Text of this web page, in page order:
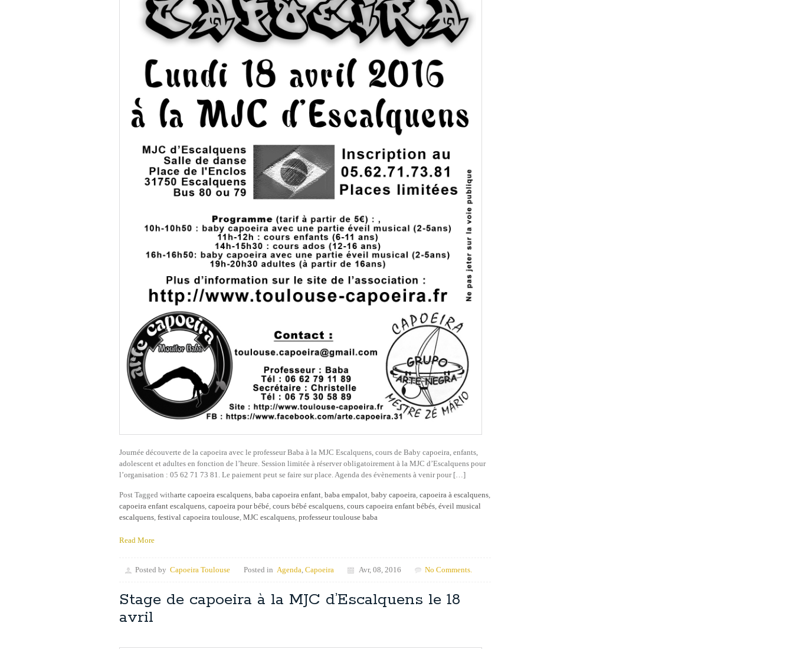
Journée découverte de la capoeira avec le professeur Baba à la MJC Escalquens, cours de Baby capoeira, enfants,
adolescent et adultes en fonction de l’heure. Session limitée à réserver obligatoirement à la MJC d’Escalquens pour
l’organisation : 05 62 71 73 81. Le paiement peut se faire sur place. Agenda des évènements à venir pour […]
Post Tagged witharte capoeira escalquens, baba capoeira enfant, baba empalot, baby capoeira, capoeira à escalquens,
capoeira enfant escalquens, capoeira pour bébé, cours bébé escalquens, cours capoeira enfant bébés, éveil musical
escalquens, festival capoeira toulouse, MJC escalquens, professeur toulouse baba
Read More
Posted by Capoeira Toulouse Posted in Agenda, Capoeira Avr, 08, 2016 No Comments.
Stage de capoeira à la MJC d’Escalquens le 18
avril